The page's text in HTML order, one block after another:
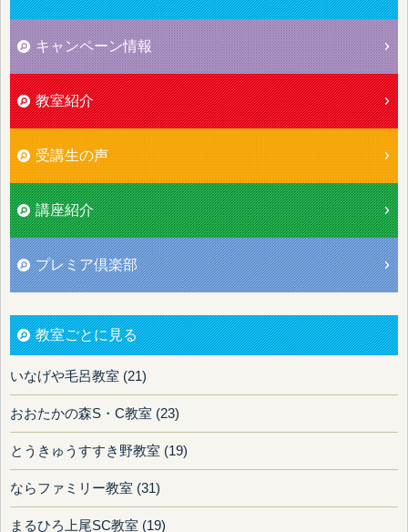
キャンペーン情報
教室紹介
受講生の声
講座紹介
プレミア倶楽部
教室ごとに見る
いなげや毛呂教室 (21)
おおたかの森S・C教室 (23)
とうきゅうすすき野教室 (19)
ならファミリー教室 (31)
まるひろ上尾SC教室 (19)